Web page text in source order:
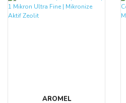
AROMEL